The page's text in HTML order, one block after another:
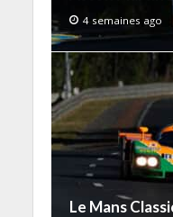
4 semaines ago
Le Mans